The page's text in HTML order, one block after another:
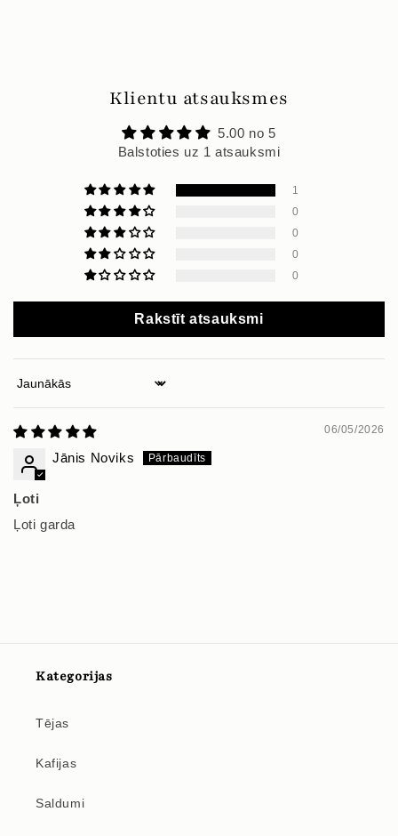
Klientu atsauksmes
5.00 no 5
Balstoties uz 1 atsauksmi
1
0
0
0
0
Rakstīt atsauksmi
Sort by
06/05/2026
Jānis Noviks
Ļoti
Ļoti garda
Kategorijas
Tējas
Kafijas
Saldumi